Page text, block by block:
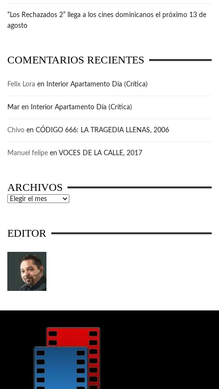
“Los Rechazados 2” llega a los cines dominicanos el próximo 13 de
agosto
COMENTARIOS RECIENTES
Felix Lora en Interior Apartamento Día (Crítica)
Mar en Interior Apartamento Día (Crítica)
Chivo en CÓDIGO 666: LA TRAGEDIA LLENAS, 2006
Manuel felipe en VOCES DE LA CALLE, 2017
ARCHIVOS
Archivos
EDITOR